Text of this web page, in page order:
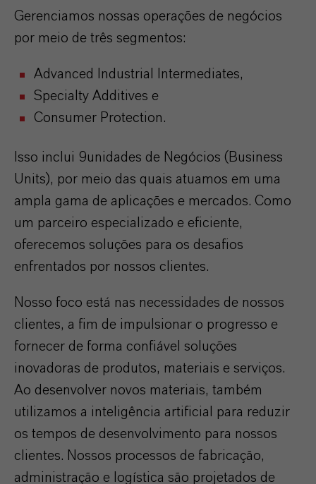
Gerenciamos nossas operações de negócios
por meio de três segmentos:
Advanced Industrial Intermediates,
Specialty Additives e
Consumer Protection.
Isso inclui 9unidades de Negócios (Business
Units), por meio das quais atuamos em uma
ampla gama de aplicações e mercados. Como
um parceiro especializado e eficiente,
oferecemos soluções para os desafios
enfrentados por nossos clientes.
Nosso foco está nas necessidades de nossos
clientes, a fim de impulsionar o progresso e
fornecer de forma confiável soluções
inovadoras de produtos, materiais e serviços.
Ao desenvolver novos materiais, também
utilizamos a inteligência artificial para reduzir
os tempos de desenvolvimento para nossos
clientes. Nossos processos de fabricação,
administração e logística são projetados de